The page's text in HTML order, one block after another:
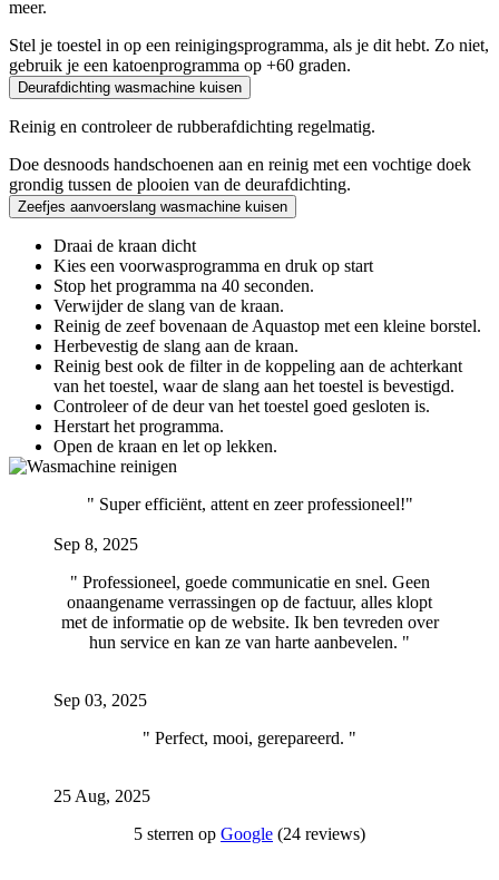
meer.
Stel je toestel in op een reinigingsprogramma, als je dit hebt. Zo niet,
gebruik je een katoenprogramma op +60 graden.
Deurafdichting wasmachine kuisen
Reinig en controleer de rubberafdichting regelmatig.
Doe desnoods handschoenen aan en reinig met een vochtige doek
grondig tussen de plooien van de deurafdichting.
Zeefjes aanvoerslang wasmachine kuisen
Draai de kraan dicht
Kies een voorwasprogramma en druk op start
Stop het programma na 40 seconden.
Verwijder de slang van de kraan.
Reinig de zeef bovenaan de Aquastop met een kleine borstel.
Herbevestig de slang aan de kraan.
Reinig best ook de filter in de koppeling aan de achterkant
van het toestel, waar de slang aan het toestel is bevestigd.
Controleer of de deur van het toestel goed gesloten is.
Herstart het programma.
Open de kraan en let op lekken.
" Super efficiënt, attent en zeer professioneel!"
Sep 8, 2025
" Professioneel, goede communicatie en snel. Geen
onaangename verrassingen op de factuur, alles klopt
met de informatie op de website. Ik ben tevreden over
hun service en kan ze van harte aanbevelen. "
Sep 03, 2025
" Perfect, mooi, gerepareerd. "
25 Aug, 2025
5 sterren op Google (24 reviews)